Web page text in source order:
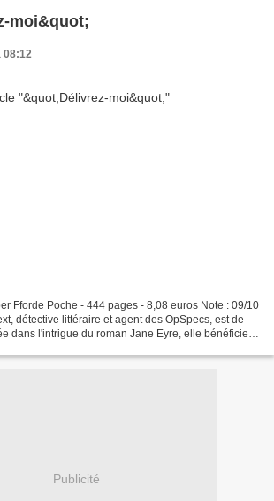
moi&quot;
08:12
Fforde Poche - 444 pages - 8,08 euros Note : 09/10
détective littéraire et agent des OpSpecs, est de
dans l'intrigue du roman Jane Eyre, elle bénéficie
Publicité